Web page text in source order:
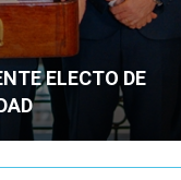
ELECTO DE